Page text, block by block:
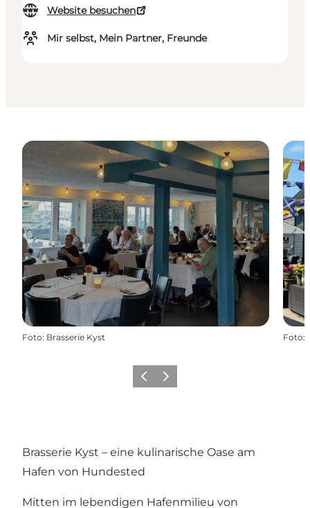
Website besuchen
Mir selbst, Mein Partner, Freunde
Foto: Brasserie Kyst Foto:
ZurückWeiter
Brasserie Kyst – eine kulinarische Oase am
Hafen von Hundested
Mitten im lebendigen Hafenmilieu von